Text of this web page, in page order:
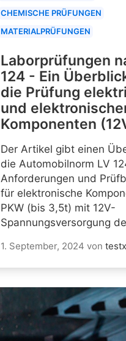
CHEMISCHE PRÜFUNGEN
MATERIALPRÜFUNGEN
Laborprüfungen
124 - Ein
die Prüfung
und
Komponenten
Der Artikel gibt einen
die Automobilnorm LV
Anforderungen und
für elektronische
PKW (bis 3,5t) mit 12V-
Spannungsversorgung
1. September, 2024 von